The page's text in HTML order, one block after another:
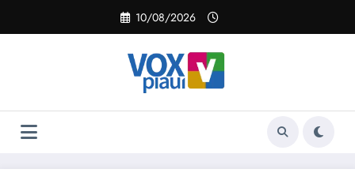
o
10/08/2026